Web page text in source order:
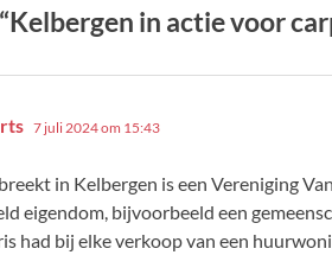
in actie voor
schreef:
7 juli 2024 om 15:43
in Kelbergen is een Vereniging
eigendom, bijvoorbeeld een
had bij elke verkoop van een